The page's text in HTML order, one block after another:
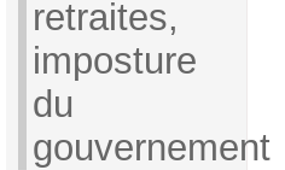
retraites,
imposture
du
gouvernement